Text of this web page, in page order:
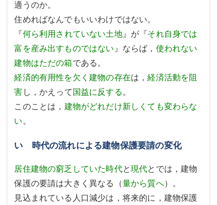
適うのか。
住めればなんでもいいわけではない。
『何ら利用されていない土地』が『それ自身では
富を産み出すものではない』ならば， 使われない
建物はただの箱である。
経済的有用性を欠く建物の存在は，経済活動を阻
害 し，かえって国益に反する。
このことは， 建物がどれだけ新しくても変わらな
い。
い 時代の流れによる建物保護要請の変化
居住建物の窮乏していた時代と現代とでは，建物
保護の要請は大きく異なる（量から質へ）。
見込まれている人口減少は，将来的に，建物保護